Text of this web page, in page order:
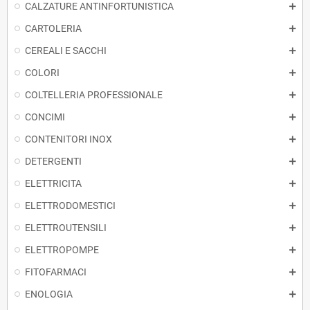
CALZATURE ANTINFORTUNISTICA
CARTOLERIA
CEREALI E SACCHI
COLORI
COLTELLERIA PROFESSIONALE
CONCIMI
CONTENITORI INOX
DETERGENTI
ELETTRICITA
ELETTRODOMESTICI
ELETTROUTENSILI
ELETTROPOMPE
FITOFARMACI
ENOLOGIA